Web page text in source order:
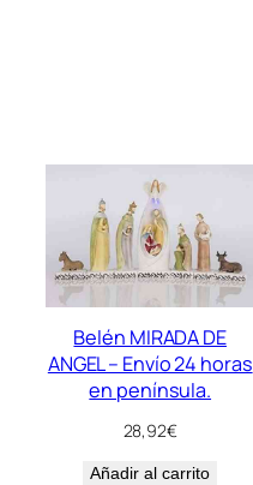
Belén MIRADA DE
ANGEL – Envío 24 horas
en península.
28,92€
Añadir al carrito